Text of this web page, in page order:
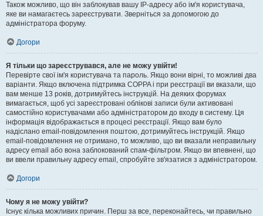
Також можливо, що він заблокував вашу IP-адресу або ім'я користувача,
яке ви намагаєтесь зареєструвати. Зверніться за допомогою до
адміністратора форуму.
Догори
Я тільки що зареєструвався, але не можу увійти!
Перевірте свої ім'я користувача та пароль. Якщо вони вірні, то можливі два
варіанти. Якщо включена підтримка COPPA і при реєстрації ви вказали, що
вам менше 13 років, дотримуйтесь інструкцій. На деяких форумах
вимагається, щоб усі зареєстровані облікові записи були активовані
самостійно користувачами або адміністратором до входу в систему. Ця
інформація відображається в процесі реєстрації. Якщо вам було
надіслано email-повідомлення поштою, дотримуйтесь інструкцій. Якщо
email-повідомлення не отримано, то можливо, що ви вказали неправильну
адресу email або вона заблокований спам-фільтром. Якщо ви впевнені, що
ви ввели правильну адресу email, спробуйте зв'язатися з адміністратором.
Догори
Чому я не можу увійти?
Існує кілька можливих причин. Перш за все, переконайтесь, чи правильно